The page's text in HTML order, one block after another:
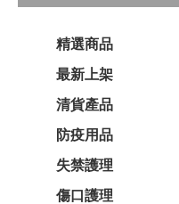
精選商品
最新上架
清貨產品
防疫用品
失禁護理
傷口護理